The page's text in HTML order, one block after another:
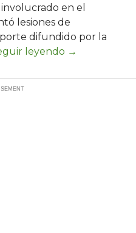
en el
lesiones de
difundido por la